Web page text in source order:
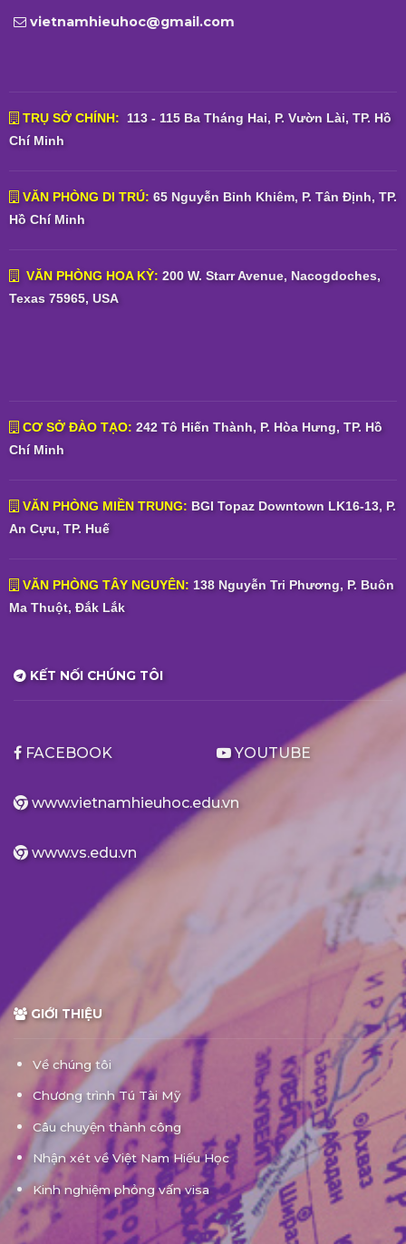
vietnamhieuhoc@gmail.com
TRỤ SỞ CHÍNH: 113 - 115 Ba Tháng Hai, P. Vườn Lài, TP. Hồ
Chí Minh
VĂN PHÒNG DI TRÚ: 65 Nguyễn Bỉnh Khiêm, P. Tân Định, TP.
Hồ Chí Minh
VĂN PHÒNG HOA KỲ: 200 W. Starr Avenue, Nacogdoches,
Texas 75965, USA
CƠ SỞ ĐÀO TẠO: 242 Tô Hiến Thành, P. Hòa Hưng, TP. Hồ
Chí Minh
VĂN PHÒNG MIỀN TRUNG: BGI Topaz Downtown LK16-13, P.
An Cựu, TP. Huế
VĂN PHÒNG TÂY NGUYÊN: 138 Nguyễn Tri Phương, P. Buôn
Ma Thuột, Đắk Lắk
KẾT NỐI CHÚNG TÔI
FACEBOOK YOUTUBE
www.vietnamhieuhoc.edu.vn
www.vs.edu.vn
GIỚI THIỆU
Về chúng tôi
Chương trình Tú Tài Mỹ
Câu chuyện thành công
Nhận xét về Việt Nam Hiếu Học
Kinh nghiệm phỏng vấn visa